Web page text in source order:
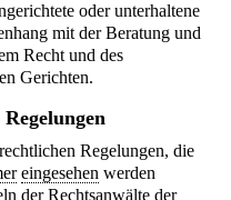
oder unterhaltene
mit der Beratung und
Recht und des
Gerichten.
Regelungen, die
eingesehen werden
der Rechtsanwälte der